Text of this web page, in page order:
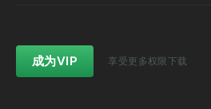
成为VIP 享受更多权限下载